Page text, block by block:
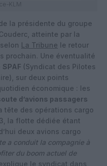
KLM
la présidente du groupe
atteinte par la
La Tribune le retour
prochain. Une éventualité
SPAF (Syndicat des Pilotes
sur deux points
économique : les
d’avions passagers
tête des opérations cargo
la flotte dédiée étant
deux avions cargo
a conduit la compagnie à
du boom actuel de
le syndicat dans